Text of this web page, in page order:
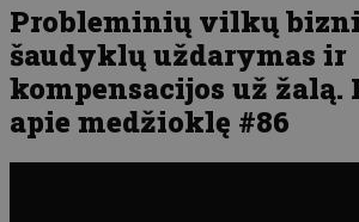
Probleminių vilkų
šaudyklų uždarymas ir
kompensacijos už žalą.
apie medžioklę #86